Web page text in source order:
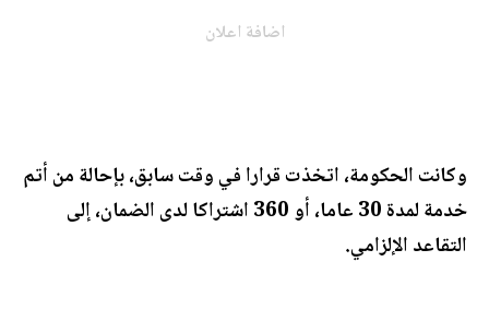
اضافة اعلان
وكانت الحكومة، اتخذت قرارا في وقت سابق، بإحالة من أتم
خدمة لمدة 30 عاما، أو 360 اشتراكا لدى الضمان، إلى
التقاعد الإلزامي.